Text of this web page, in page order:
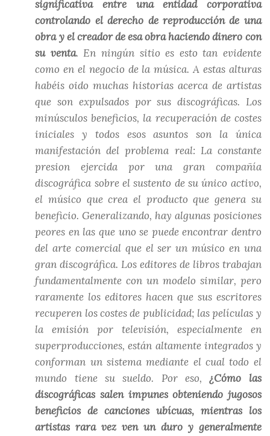
significativa entre una entidad corporativa
controlando el derecho de reproducción de una
obra y el creador de esa obra haciendo dinero con
su venta. En ningún sitio es esto tan evidente
como en el negocio de la música. A estas alturas
habéis oido muchas historias acerca de artistas
que son expulsados por sus discográficas. Los
minúsculos beneficios, la recuperación de costes
iniciales y todos esos asuntos son la única
manifestación del problema real: La constante
presion ejercida por una gran compañía
discográfica sobre el sustento de su único activo,
el músico que crea el producto que genera su
beneficio. Generalizando, hay algunas posiciones
peores en las que uno se puede encontrar dentro
del arte comercial que el ser un músico en una
gran discográfica. Los editores de libros trabajan
fundamentalmente con un modelo similar, pero
raramente los editores hacen que sus escritores
recuperen los costes de publicidad; las películas y
la emisión por televisión, especialmente en
superproducciones, están altamente integrados y
conforman un sistema mediante el cual todo el
mundo tiene su sueldo. Por eso,¿Cómo las
discográficas salen impunes obteniendo jugosos
beneficios de canciones ubícuas, mientras los
artistas rara vez ven un duro y generalmente